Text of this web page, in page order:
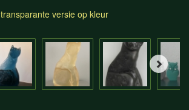
transparante versie op kleur